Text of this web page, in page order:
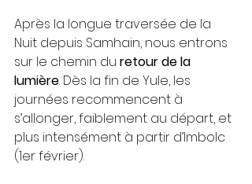
Après la longue traversée de la
Nuit depuis Samhain, nous entrons
sur le chemin du retour de la
lumière. Dès la fin de Yule, les
journées recommencent à
s’allonger, faiblement au départ, et
plus intensément à partir d’Imbolc
(1er février).